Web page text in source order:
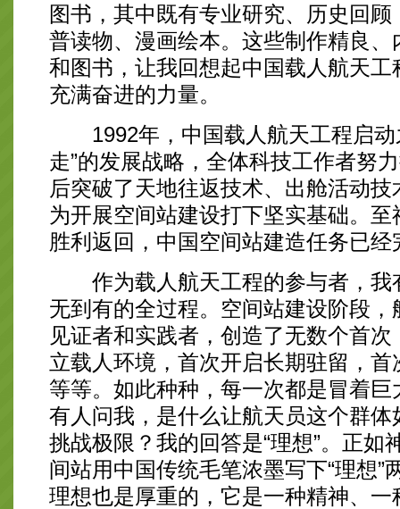
图书，其中既有专业研究、历史回
普读物、漫画绘本。这些制作精良
和图书，让我回想起中国载人航天
充满奋进的力量。
1992年，中国载人航天工程启动
走”的发展战略，全体科技工作者努
后突破了天地往返技术、出舱活动
为开展空间站建设打下坚实基础。
胜利返回，中国空间站建造任务已经
作为载人航天工程的参与者，我
无到有的全过程。空间站建设阶段
见证者和实践者，创造了无数个首
立载人环境，首次开启长期驻留，
等等。如此种种，每一次都是冒着
有人问我，是什么让航天员这个群
挑战极限？我的回答是“理想”。正如
间站用中国传统毛笔浓墨写下“理想”
理想也是厚重的，它是一种精神、